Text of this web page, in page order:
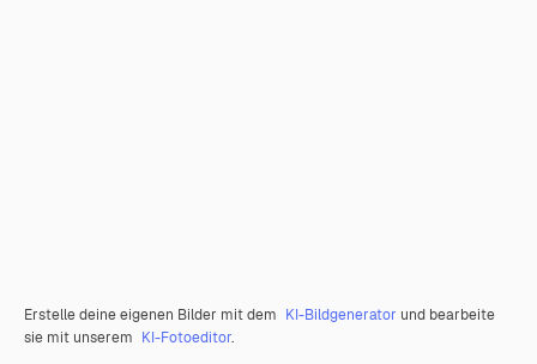
Erstelle deine eigenen Bilder mit dem KI-Bildgenerator und bearbeite
sie mit unserem KI-Fotoeditor.